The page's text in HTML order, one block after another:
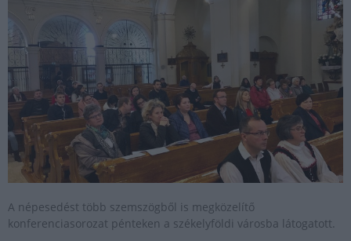
A népesedést több szemszögből is megközelítő
konferenciasorozat pénteken a székelyföldi városba látogatott.